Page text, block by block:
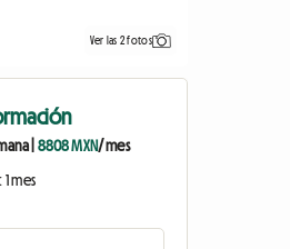
Ver las 2 fotos
8808 MXN/ mes
1 mes